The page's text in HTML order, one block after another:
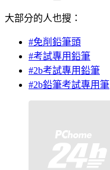
大部分的人也搜：
#免削鉛筆頭
#考試專用鉛筆
#2b考試專用鉛筆
#2b鉛筆考試專用筆